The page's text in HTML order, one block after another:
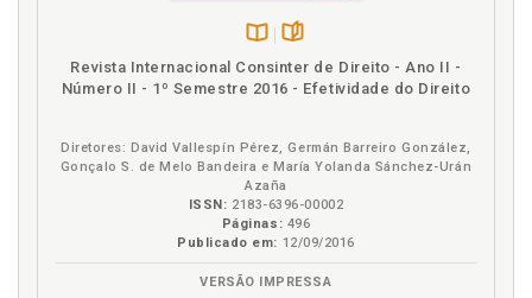
na
Revista Internacional Consinter de Direito - Ano II -
Número II - 1º Semestre 2016 - Efetividade do Direito
Diretores: David Vallespín Pérez, Germán Barreiro González,
Gonçalo S. de Melo Bandeira e María Yolanda Sánchez-Urán
Azaña
ISSN: 2183-6396-00002
Páginas: 496
Publicado em: 12/09/2016
VERSÃO IMPRESSA